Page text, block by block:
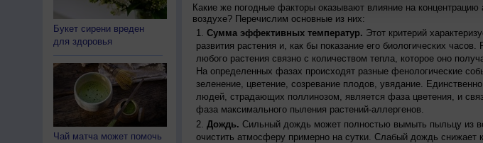
Букет сирени вреден
для здоровья
Чай матча может помочь
Какие же погодные факторы оказывают влияние на концентрацию
воздухе? Перечислим основные из них:
Сумма эффективных температур. Этот критерий
развития растения и, как бы показание его биологических часов.
любого растения связно с количеством тепла, которое оно
На определенных фазах происходят разные фенологические
зеленение, цветение, созревание плодов, увядание.
людей, страдающих поллинозом, является фаза цветения, и
фаза максимального пыления растений-аллергенов.
Дождь. Сильный дождь может полностью вымыть пыльцу из
очистить атмосферу примерно на сутки. Слабый дождь снижает